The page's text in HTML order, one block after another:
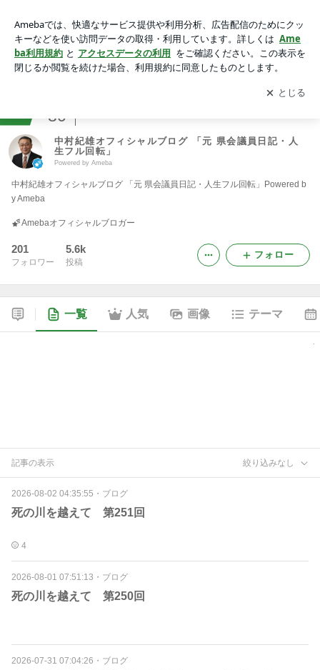
転」Powered by Ameba
アプリをダウンロードして ブログの更新通知
を受け取りまし
ょう。
開く
80
中村紀雄オフィシャルブログ 「元 県会議員日記・人
生フル回転」
Powered by Ameba
中村紀雄オフィシャルブログ 「元 県会議員日記・人生フル回転」Powered b
y Ameba
Amebaオフィシャルブロガー
201
フォロワー
5.6k
投稿
フォロー
一覧 人気 画像 テーマ
記事の表示 絞り込みなし
2026-08-02 04:35:55 ・ ブログ
死の川を越えて 第251回
4
2026-08-01 07:51:13 ・ ブログ
死の川を越えて 第250回
2026-07-31 07:04:26 ・ ブログ